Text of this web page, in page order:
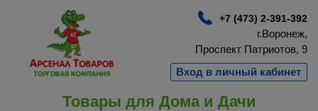
+7 (473) 2-391-392
г.Воронеж,
Проспект Патриотов, 9
Вход в личный кабинет
Товары для Дома и Дачи